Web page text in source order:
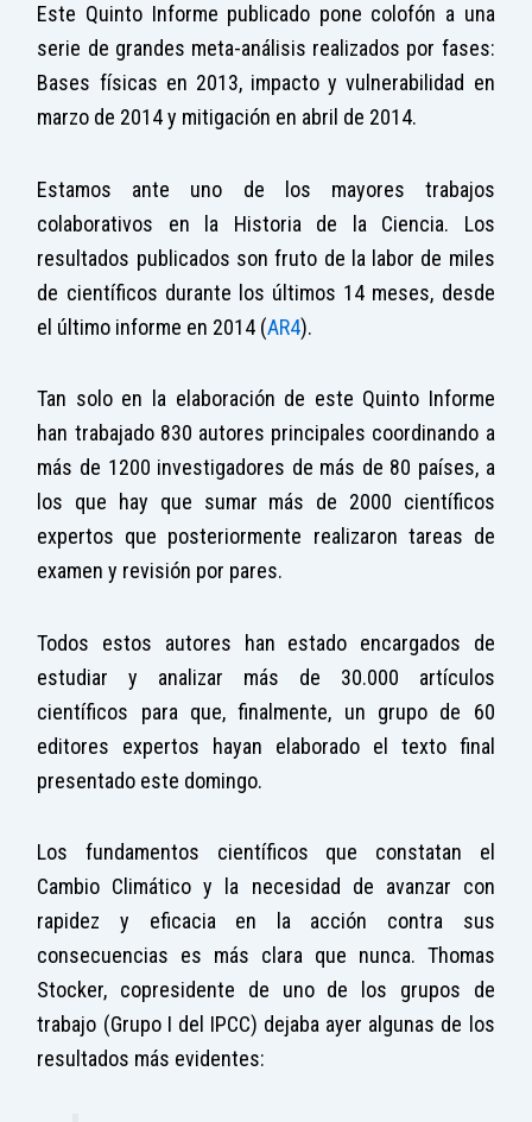
Este Quinto Informe publicado pone colofón a una
serie de grandes meta-análisis realizados por fases:
Bases físicas en 2013, impacto y vulnerabilidad en
marzo de 2014 y mitigación en abril de 2014.
Estamos ante uno de los mayores trabajos
colaborativos en la Historia de la Ciencia. Los
resultados publicados son fruto de la labor de miles
de científicos durante los últimos 14 meses, desde
el último informe en 2014 (AR4).
Tan solo en la elaboración de este Quinto Informe
han trabajado 830 autores principales coordinando a
más de 1200 investigadores de más de 80 países, a
los que hay que sumar más de 2000 científicos
expertos que posteriormente realizaron tareas de
examen y revisión por pares.
Todos estos autores han estado encargados de
estudiar y analizar más de 30.000 artículos
científicos para que, finalmente, un grupo de 60
editores expertos hayan elaborado el texto final
presentado este domingo.
Los fundamentos científicos que constatan el
Cambio Climático y la necesidad de avanzar con
rapidez y eficacia en la acción contra sus
consecuencias es más clara que nunca. Thomas
Stocker, copresidente de uno de los grupos de
trabajo (Grupo I del IPCC) dejaba ayer algunas de los
resultados más evidentes: